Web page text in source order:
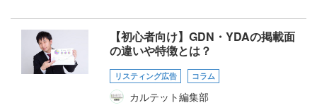
【初心者向け】GDN・YDAの掲載面
の違いや特徴とは？
リスティング広告 コラム
カルテット編集部